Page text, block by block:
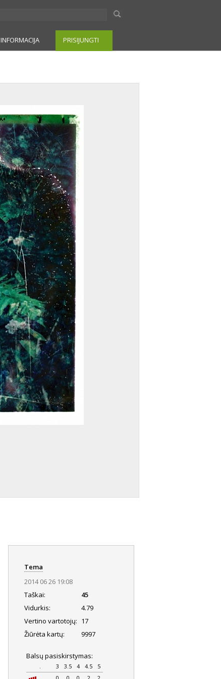
INFORMACIJA PRISIJUNGTI
Tema
2014 06 26 19:08
Taškai:
45
Vidurkis:
4.79
Vertino vartotojų: 17
Žiūrėta kartų:
9997
Balsų pasiskirstymas:
. 3 3.5 4 4.5
5